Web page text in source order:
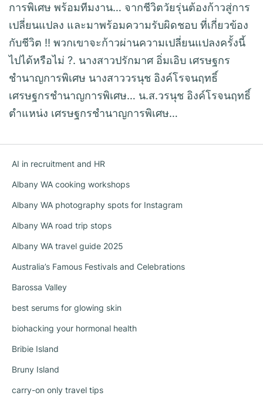
การพิเศษ พร้อมทีมงาน… จากชีวิตวัยรุ่นต้องก้าวสู่การ
เปลี่ยนแปลง และมาพร้อมความรับผิดชอบ ที่เกี่ยวข้อง
กับชีวิต !! พวกเขาจะก้าวผ่านความเปลี่ยนแปลงครั้งนี้
ไปได้หรือไม่ ?. นางสาวปรักมาศ อิ่มเอิบ เศรษฐกร
ชำนาญการพิเศษ นางสาววรนุช อิงค์โรจนฤทธิ์
เศรษฐกรชำนาญการพิเศษ… น.ส.วรนุช อิงค์โรจนฤทธิ์
ตำแหน่ง เศรษฐกรชำนาญการพิเศษ…
AI in recruitment and HR
Albany WA cooking workshops
Albany WA photography spots for Instagram
Albany WA road trip stops
Albany WA travel guide 2025
Australia’s Famous Festivals and Celebrations
Barossa Valley
best serums for glowing skin
biohacking your hormonal health
Bribie Island
Bruny Island
carry-on only travel tips